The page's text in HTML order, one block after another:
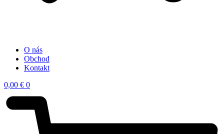
O nás
Obchod
Kontakt
0,00 € 0